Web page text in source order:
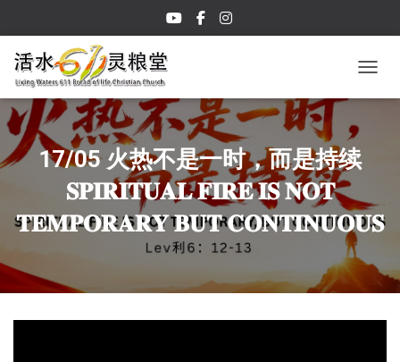
17/05 火热不是一时，而是持续
𝐒𝐏𝐈𝐑𝐈𝐓𝐔𝐀𝐋 𝐅𝐈𝐑𝐄 𝐈𝐒 𝐍𝐎𝐓
𝐓𝐄𝐌𝐏𝐎𝐑𝐀𝐑𝐘 𝐁𝐔𝐓 𝐂𝐎𝐍𝐓𝐈𝐍𝐔𝐎𝐔𝐒